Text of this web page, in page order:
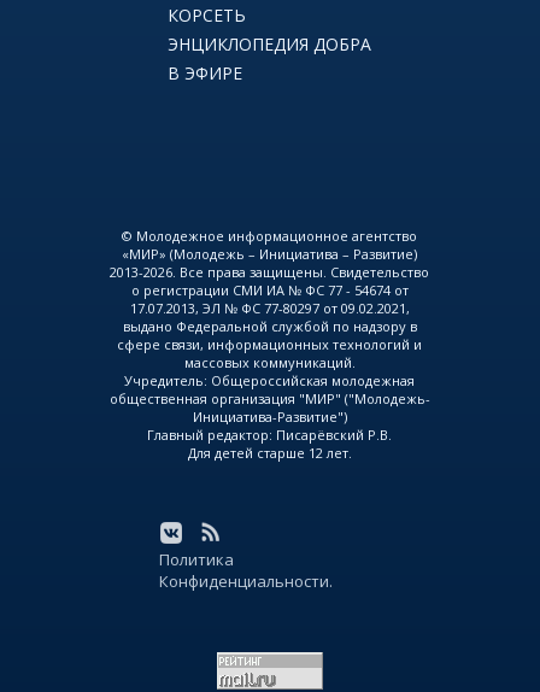
КОРСЕТЬ
ЭНЦИКЛОПЕДИЯ ДОБРА
В ЭФИРЕ
© Молодежное информационное агентство
«МИР» (Молодежь – Инициатива – Развитие)
2013-2026. Все права защищены. Свидетельство
о регистрации СМИ ИА № ФС 77 - 54674 от
17.07.2013, ЭЛ № ФС 77-80297 от 09.02.2021,
выдано Федеральной службой по надзору в
сфере связи, информационных технологий и
массовых коммуникаций.
Учредитель: Общероссийская молодежная
общественная организация "МИР" ("Молодежь-
Инициатива-Развитие")
Главный редактор: Писарёвский Р.В.
Для детей старше 12 лет.
Политика
Конфиденциальности.